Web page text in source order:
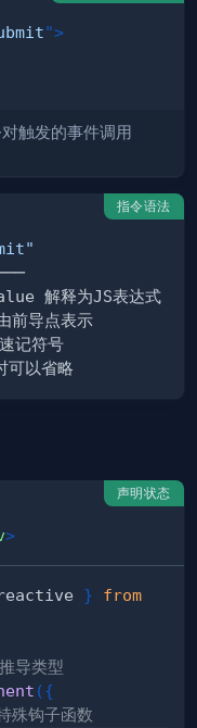
">
触发的事件调用
指令语法
声明状态
>
}
from
导类型
({
钩子函数